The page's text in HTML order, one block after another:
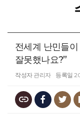
전세계 난민들
잘못했나요?”
작성자 관리자 등록일